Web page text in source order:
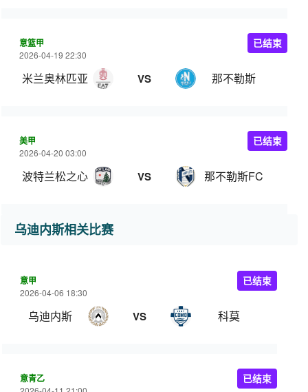
意篮甲
2026-04-19 22:30
米兰奥林匹亚 VS 那不勒斯
已结束
美甲
2026-04-20 03:00
波特兰松之心 VS 那不勒斯FC
已结束
乌迪内斯相关比赛
意甲
2026-04-06 18:30
乌迪内斯 VS 科莫
已结束
意青乙 已结束